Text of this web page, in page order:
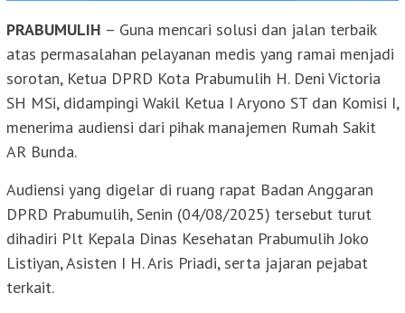
PRABUMULIH – Guna mencari solusi dan jalan terbaik
atas permasalahan pelayanan medis yang ramai menjadi
sorotan, Ketua DPRD Kota Prabumulih H. Deni Victoria
SH MSi, didampingi Wakil Ketua I Aryono ST dan Komisi I,
menerima audiensi dari pihak manajemen Rumah Sakit
AR Bunda.
Audiensi yang digelar di ruang rapat Badan Anggaran
DPRD Prabumulih, Senin (04/08/2025) tersebut turut
dihadiri Plt Kepala Dinas Kesehatan Prabumulih Joko
Listiyan, Asisten I H. Aris Priadi, serta jajaran pejabat
terkait.